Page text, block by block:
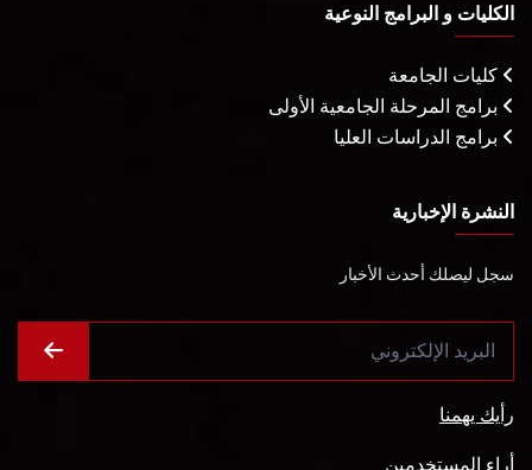
الكليات و البرامج النوعية
كليات الجامعة
برامج المرحلة الجامعية الأولى
برامج الدراسات العليا
النشرة الإخبارية
سجل ليصلك أحدث الأخبار
رأيك يهمنا
أراء المستخدمين